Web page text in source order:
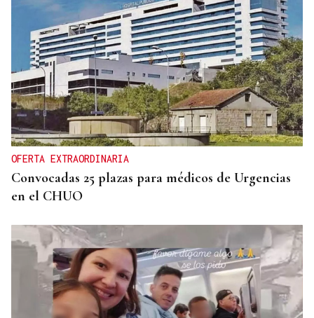
AUSENCIA DE MARLASKA Y ROBLES
El PP denuncia que el Gobierno no haya pedido
más medios a Europa para atajar la crisis en Ceuta
OFERTA EXTRAORDINARIA
Convocadas 25 plazas para médicos de Urgencias
en el CHUO